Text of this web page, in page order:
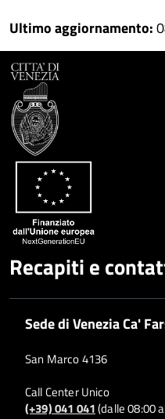
Ultimo aggiornamento:
Recapiti e
Sede di Venezia Ca'
San Marco 4136
Call Center Unico
(+39) 041 041(dalle 08:00